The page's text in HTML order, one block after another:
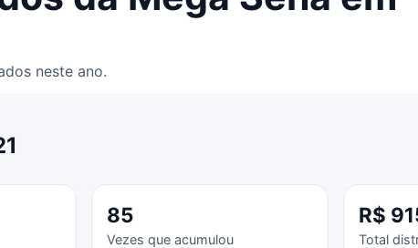
neste ano.
85
Vezes que acumulou
R$
Total